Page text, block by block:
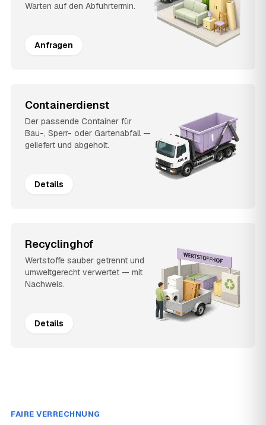
Warten auf den Abfuhrtermin.
Anfragen
Containerdienst
Der passende Container für
Bau-, Sperr- oder Gartenabfall —
geliefert und abgeholt.
Details
Recyclinghof
Wertstoffe sauber getrennt und
umweltgerecht verwertet — mit
Nachweis.
Details
FAIRE VERRECHNUNG